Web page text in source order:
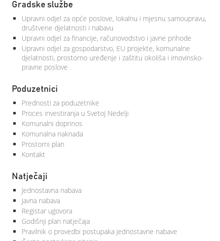
Gradske službe
Upravni odjel za opće poslove, lokalnu i mjesnu samoupravu,
društvene djelatnosti i nabavu
Upravni odjel za financije, računovodstvo i javne prihode
Upravni odjel za gospodarstvo, EU projekte, komunalne
djelatnosti, prostorno uređenje i zaštitu okoliša i imovinsko-
pravne poslove
Poduzetnici
Prednosti za poduzetnike
Proces investiranja u Svetoj Nedelji
Komunalni doprinos
Komunalna naknada
Prostorni plan
Kontakt
Natječaji
Jednostavna nabava
Javna nabava
Registar ugovora
Godišnji plan natječaja
Pravilnik o provedbi postupaka jednostavne nabave